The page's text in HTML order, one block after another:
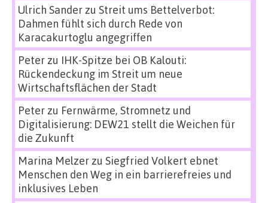
Ulrich Sanderzu Streit ums Bettelverbot:
Dahmen fühlt sich durch Rede von
Karacakurtoglu angegriffen
Peterzu IHK-Spitze bei OB Kalouti:
Rückendeckung im Streit um neue
Wirtschaftsflächen der Stadt
Peterzu Fernwärme, Stromnetz und
Digitalisierung: DEW21 stellt die Weichen für
die Zukunft
Marina Melzerzu Siegfried Volkert ebnet
Menschen den Weg in ein barrierefreies und
inklusives Leben